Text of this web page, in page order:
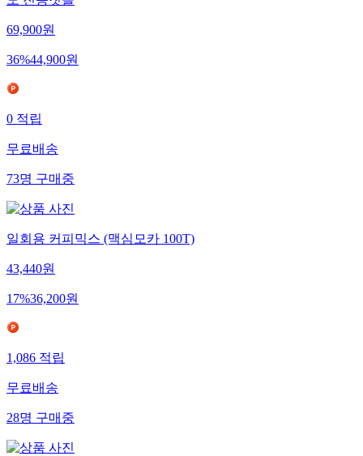
69,900원
36%44,900원
0 적립
무료배송
73명 구매중
일회용 커피믹스 (맥심모카 100T)
43,440원
17%36,200원
1,086 적립
무료배송
28명 구매중